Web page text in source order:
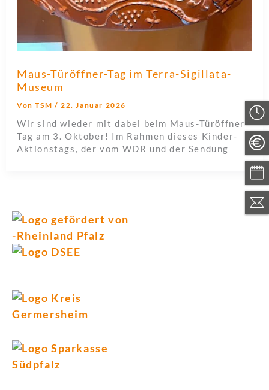
Maus-Türöffner-Tag im Terra-Sigillata-
Museum
VonTSM /22. Januar 2026
Wir sind wieder mit dabei beim Maus-Türöffner-
Tag am 3. Oktober! Im Rahmen dieses Kinder-
Aktionstags, der vom WDR und der Sendung